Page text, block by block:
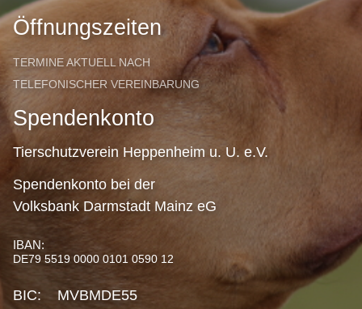
Öffnungszeiten
TERMINE AKTUELL NACH
TELEFONISCHER VEREINBARUNG
Spendenkonto
Tierschutzverein Heppenheim u. U. e.V.
Spendenkonto bei der
Volksbank Darmstadt Mainz eG
IBAN:
DE79 5519 0000 0101 0590 12
BIC: MVBMDE55